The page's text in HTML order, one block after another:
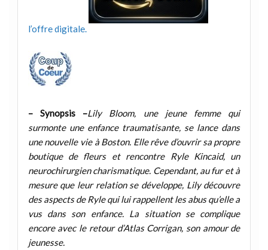
l’offre digitale.
– Synopsis –Lily Bloom, une jeune femme qui
surmonte une enfance traumatisante, se lance dans
une nouvelle vie à Boston. Elle rêve d’ouvrir sa propre
boutique de fleurs et rencontre Ryle Kincaid, un
neurochirurgien charismatique. Cependant, au fur et à
mesure que leur relation se développe, Lily découvre
des aspects de Ryle qui lui rappellent les abus qu’elle a
vus dans son enfance. La situation se complique
encore avec le retour d’Atlas Corrigan, son amour de
jeunesse.